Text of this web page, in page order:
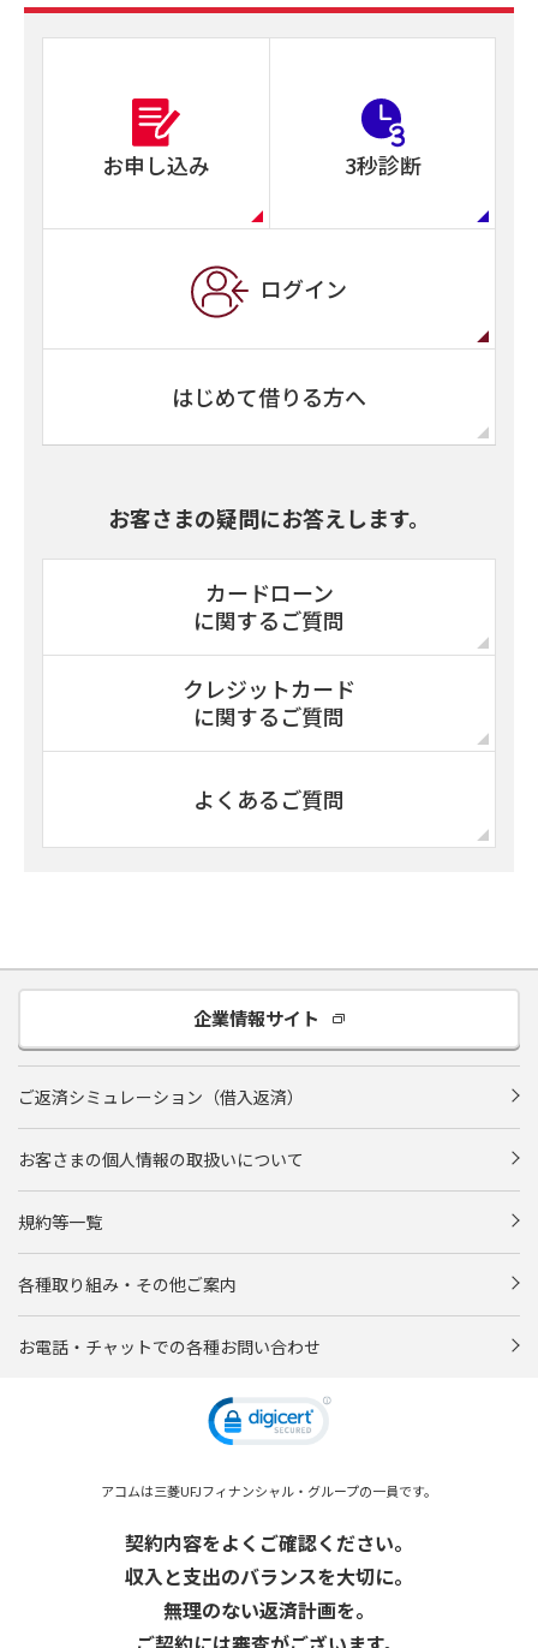
お申し込み 3秒診断
ログイン
はじめて借りる方へ
お客さまの疑問にお答えします。
カードローン
に関するご質問
クレジットカード
に関するご質問
よくあるご質問
企業情報サイト
ご返済シミュレーション（借入返済）
お客さまの個人情報の取扱いについて
規約等一覧
各種取り組み・その他ご案内
お電話・チャットでの各種お問い合わせ
アコムは三菱UFJフィナンシャル・グループの一員です。
契約内容をよくご確認ください。
収入と支出のバランスを大切に。
無理のない返済計画を。